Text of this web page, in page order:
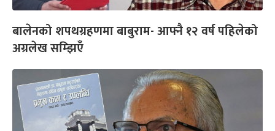
बालेनको शपथग्रहणमा बाबुराम- आफ्नै १२ वर्ष पहिलेको
अग्रलेख सम्झिएँ